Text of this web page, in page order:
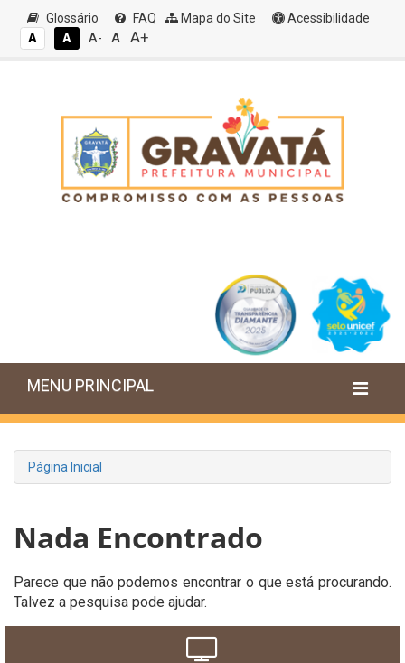
Glossário FAQ Mapa do Site
Acessibilidade
A
A A- A A+
MENU PRINCIPAL
Página Inicial
Nada Encontrado
Parece que não podemos encontrar o que está procurando.
Talvez a pesquisa pode ajudar.